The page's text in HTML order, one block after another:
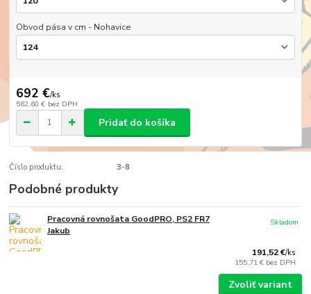
Obvod pása v cm - Nohavice
692 €/ks
562,60 € bez DPH
Pridať do košíka
Číslo produktu: 3-8
Podobné produkty
Pracovná rovnošata GoodPRO, PS2 FR7
Jakub
191,52 €/ks
155,71 € bez DPH
Skladom
Zvoliť variant